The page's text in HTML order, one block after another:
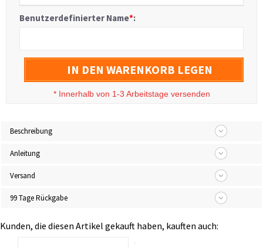
Benutzerdefinierter Name*:
IN DEN WARENKORB LEGEN
* Innerhalb von 1-3 Arbeitstage versenden
Beschreibung
Anleitung
Versand
99 Tage Rückgabe
Kunden, die diesen Artikel gekauft haben, kauften auch: